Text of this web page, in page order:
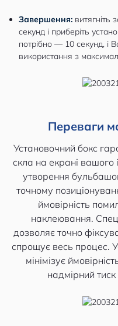
Завершення: витягніть
секунд і приберіть
потрібно — 10 секунд, і
використання з
Переваги
Установочний бокс
скла на екрані
утворення
точному
ймовірність
наклеювання.
дозволяє точно
спрощує весь процес.
мінімізує
надмірний